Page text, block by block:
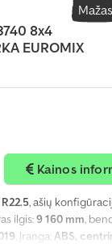
8x4
EUROMIX
Kainos
, ašių
ilgis:9 160 mm,
, Įranga: ABS,